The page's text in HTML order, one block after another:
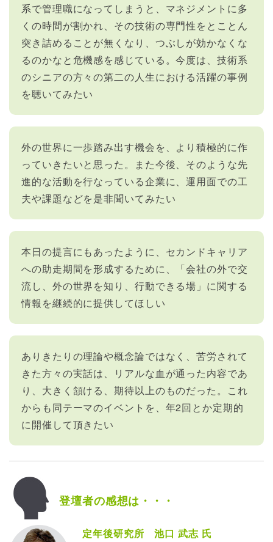
系で管理職になってしまうと、マネジメントに多
くの時間が割かれ、その技術の専門性をとことん
突き詰めることが無くなり、つぶしが効かなくな
るのかなと危機感を感じている。今度は、技術系
のシニアの方々の第二の人生における活躍の事例
を聴いてみたい
外の世界に一歩踏み出す機会を、より積極的に作
っていきたいと思った。また今後、そのような先
進的な活動を行なっている企業に、運用面での工
夫や課題などを是非聞いてみたい
本日の提言にもあったように、セカンドキャリア
への助走期間を形成するために、「会社の外で交
流し、外の世界を知り、行動できる場」に関する
情報を継続的に提供してほしい
ありきたりの理論や概念論ではなく、苦労されて
きた方々の実話は、リアルな血が通った内容であ
り、大きく頷ける、期待以上のものだった。これ
からも同テーマのイベントを、年2回とか定期的
に開催して頂きたい
登壇者の感想は・・・
定年後研究所 池口 武志 氏